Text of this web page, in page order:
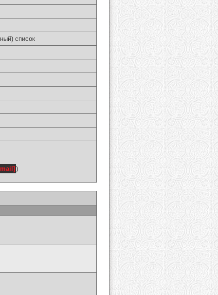
список
)